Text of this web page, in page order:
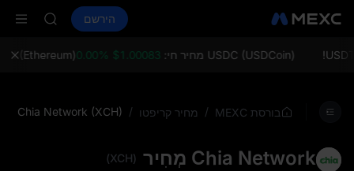
ספוט חוזים עתידיים PLTR הירשם
LLY
HEI
LLY
ETH (Ethereum) מחיר חי: USDC (USDCoin) מחיר חי: $1.00083 0.00%
בורסת MEXC / מחיר קריפטו /
Chia Network (XCH)
Chia Network מְחִיר (XCH)